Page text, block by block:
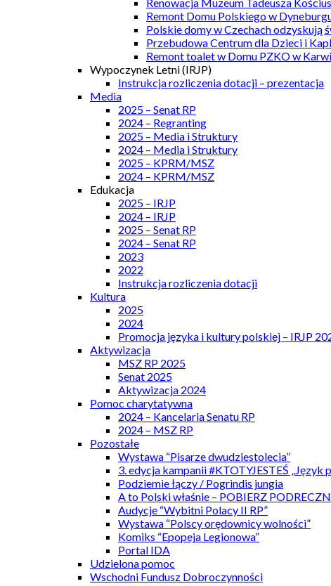
Remont Domu Polskiego w
Polskie domy w Czechach odzyskują
Przebudowa Centrum dla Dzieci i
Remont toalet w Domu PZKO w
Wypoczynek Letni (IRJP)
Instrukcja rozliczenia dotacji – prezentacja
Media
2025 – Senat RP
2024 – Regranting
2025 – Media i Struktury
2024 – Media i Struktury
2025 – KPRM/MSZ
2024 – KPRM/MSZ
Edukacja
2025 – IRJP
2024 – IRJP
2025 – Senat RP
2024 – Senat RP
2023
2022
Instrukcja rozliczenia dotacji
Kultura
2025
2024
Promocja języka i kultury polskiej – IRJP
Aktywizacja
MSZ RP 2025
Senat 2025
Aktywizacja 2024
Pomoc charytatywna
2024 – Kancelaria Senatu RP
2024 – MSZ RP
Pozostałe
Wystawa “Pisarze dwudziestolecia”
3. edycja kampanii #KTOTYJESTEŚ „Język
Podziemie łączy / Pogrindis jungia
A to Polski właśnie – POBIERZ
Audycje “Wybitni Polacy II RP”
Wystawa “Polscy orędownicy wolności”
Komiks “Epopeja Legionowa”
Portal IDA
Udzielona pomoc
Wschodni Fundusz Dobroczynności